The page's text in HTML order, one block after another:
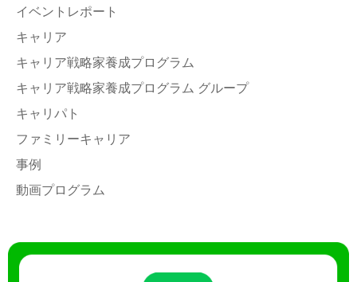
イベントレポート
キャリア
キャリア戦略家養成プログラム
キャリア戦略家養成プログラム グループ
キャリパト
ファミリーキャリア
事例
動画プログラム